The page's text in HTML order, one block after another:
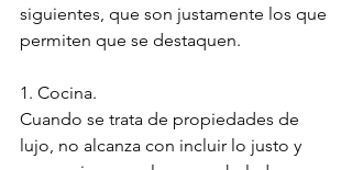
siguientes, que son justamente los que
permiten que se destaquen.
1. Cocina.
Cuando se trata de propiedades de
lujo, no alcanza con incluir lo justo y